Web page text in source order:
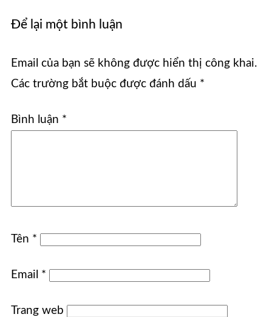
Để lại một bình luận
Email của bạn sẽ không được hiển thị công khai.
Các trường bắt buộc được đánh dấu *
Bình luận *
Tên *
Email *
Trang web